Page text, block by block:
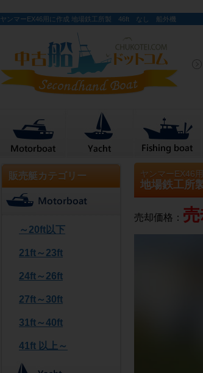
ヤンマーEX46用に作成 地場鉄工所製 46ft なし 船外機
販売艇カテゴリー
～20ft以下
21ft～23ft
24ft～26ft
27ft～30ft
31ft～40ft
41ft 以上～
ヤンマーEX46
地場鉄工所
売却価格：